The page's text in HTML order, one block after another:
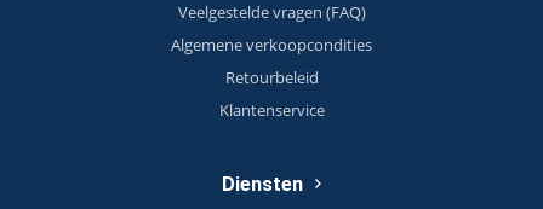
Veelgestelde vragen (FAQ)
Algemene verkoopcondities
Retourbeleid
Klantenservice
Diensten